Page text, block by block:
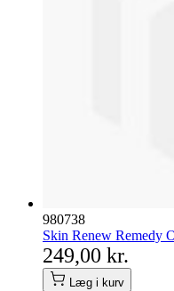
980738
Skin Renew Remedy
249,00 kr.
Læg i kurv